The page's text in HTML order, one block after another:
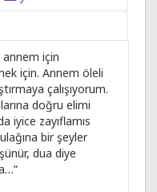
annem için
için. Annem öleli
çalışıyorum.
doğru elimi
iyice zayıflamıs
bir şeyler
dua diye